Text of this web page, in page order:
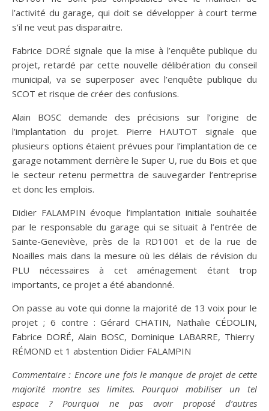
l’activité du garage, qui doit se développer à court terme
s’il ne veut pas disparaitre.
Fabrice DORÉ signale que la mise à l’enquête publique du
projet, retardé par cette nouvelle délibération du conseil
municipal, va se superposer avec l’enquête publique du
SCOT et risque de créer des confusions.
Alain BOSC demande des précisions sur l’origine de
l’implantation du projet. Pierre HAUTOT signale que
plusieurs options étaient prévues pour l’implantation de ce
garage notamment derrière le Super U, rue du Bois et que
le secteur retenu permettra de sauvegarder l’entreprise
et donc les emplois.
Didier FALAMPIN évoque l’implantation initiale souhaitée
par le responsable du garage qui se situait à l’entrée de
Sainte-Geneviève, près de la RD1001 et de la rue de
Noailles mais dans la mesure où les délais de révision du
PLU nécessaires à cet aménagement étant trop
importants, ce projet a été abandonné.
On passe au vote qui donne la majorité de 13 voix pour le
projet ; 6 contre : Gérard CHATIN, Nathalie CÉDOLIN,
Fabrice DORÉ, Alain BOSC, Dominique LABARRE, Thierry
RÉMOND et 1 abstention Didier FALAMPIN
Commentaire : Encore une fois le manque de projet de cette
majorité montre ses limites. Pourquoi mobiliser un tel
espace ? Pourquoi ne pas avoir proposé d’autres